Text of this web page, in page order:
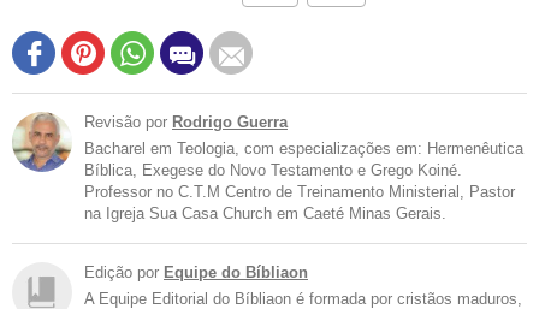
Revisão por Rodrigo Guerra
Bacharel em Teologia, com especializações em: Hermenêutica
Bíblica, Exegese do Novo Testamento e Grego Koiné.
Professor no C.T.M Centro de Treinamento Ministerial, Pastor
na Igreja Sua Casa Church em Caeté Minas Gerais.
Edição por Equipe do Bíbliaon
A Equipe Editorial do Bíbliaon é formada por cristãos maduros,